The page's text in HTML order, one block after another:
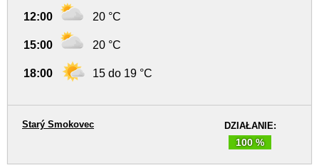
12:00 20 °C
15:00 20 °C
18:00 15 do 19 °C
DZIAŁANIE:
100 %
Starý Smokovec